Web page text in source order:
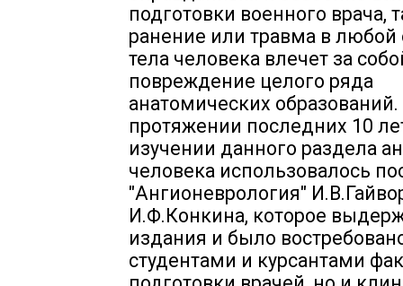
подготовки военного врача,
ранение или травма в любой
тела человека влечет за
повреждение целого ряда
анатомических
протяжении последних 10
изучении данного раздела
человека использовалось
"Ангионеврология"
И.Ф.Конкина, которое
издания и было
студентами и курсантами